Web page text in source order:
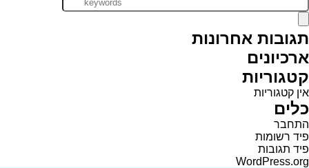
תגובות אחרונות
ארכיונים
קטגוריות
אין קטגוריות
כלים
התחבר
פיד רשומות
פיד תגובות
WordPress.org